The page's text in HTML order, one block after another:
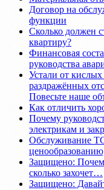
Договор на
функции
Сколько должен
квартиру?
Финансовая
руководства
Устали от
раздражённых
Повесьте наше
Как отличить
Почему
электрикам и
Обслуживание
Защищено:
сколько захочет…
Защищено: